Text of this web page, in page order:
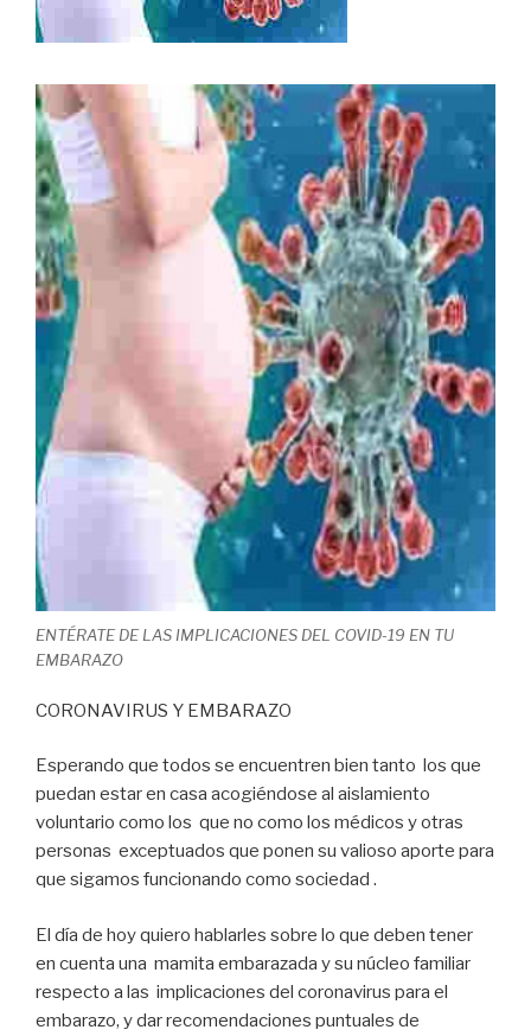
ENTÉRATE DE LAS IMPLICACIONES DEL COVID-19 EN TU
EMBARAZO
CORONAVIRUS Y EMBARAZO
Esperando que todos se encuentren bien tanto los que
puedan estar en casa acogiéndose al aislamiento
voluntario como los que no como los médicos y otras
personas exceptuados que ponen su valioso aporte para
que sigamos funcionando como sociedad .
El día de hoy quiero hablarles sobre lo que deben tener
en cuenta una mamita embarazada y su núcleo familiar
respecto a las implicaciones del coronavirus para el
embarazo, y dar recomendaciones puntuales de